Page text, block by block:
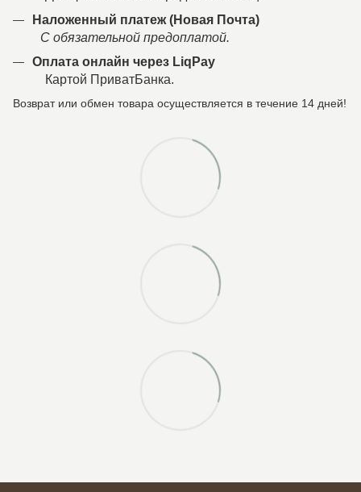
Наложенный платеж (Новая Почта)
С обязательной предоплатой.
Оплата онлайн через LiqPay
Картой ПриватБанка.
Возврат или обмен товара осуществляется в течение 14 дней!